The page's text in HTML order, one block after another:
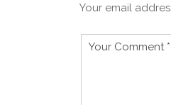
Your email